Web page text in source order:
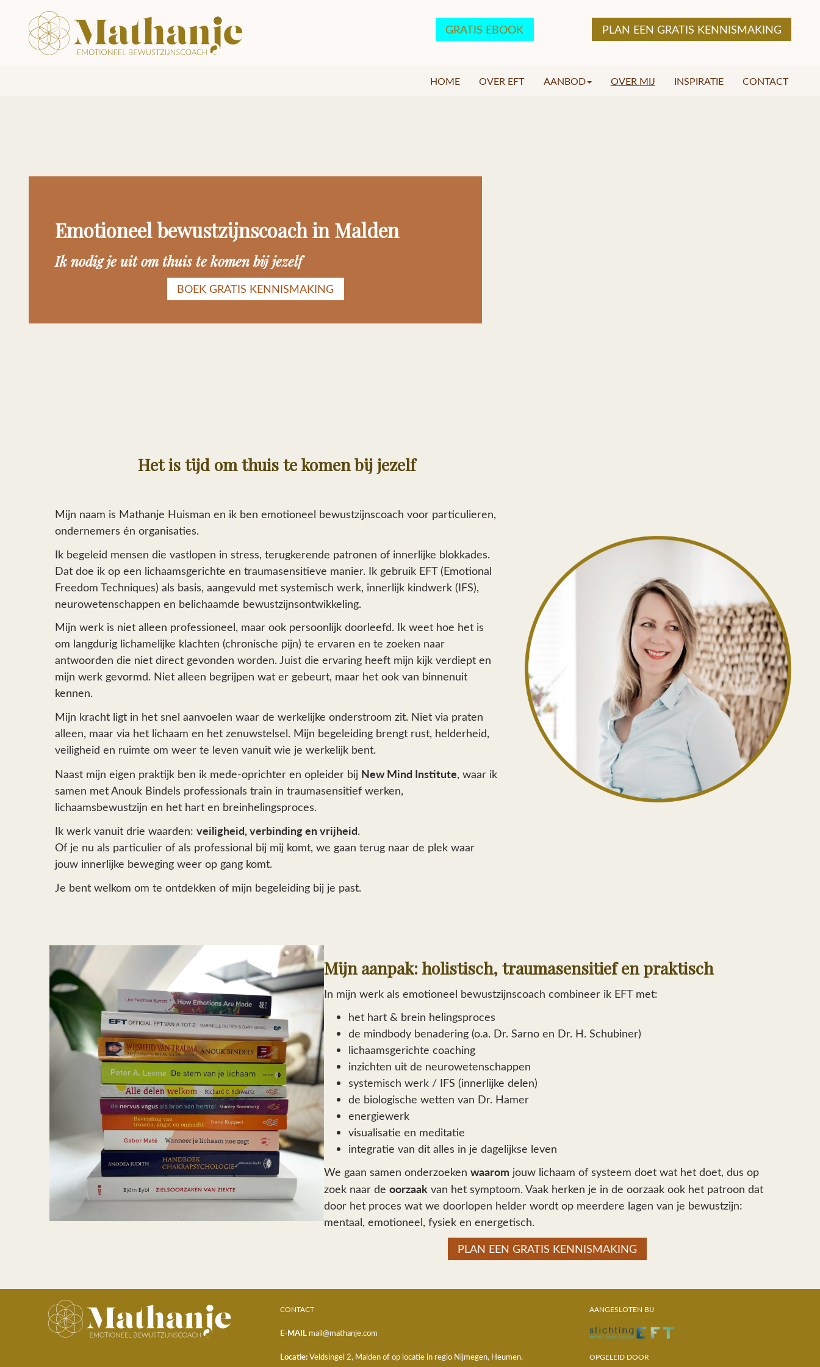
GRATIS EBOOK PLAN EEN GRATIS KENNISMAKING
HOME OVER EFT AANBOD OVER MIJ INSPIRATIE CONTACT
Emotioneel bewustzijnscoach in Malden
Ik nodig je uit om thuis te komen bij jezelf
BOEK GRATIS KENNISMAKING
Het is tijd om thuis te komen bij jezelf
Mijn naam is Mathanje Huisman en ik ben emotioneel bewustzijnscoach voor particulieren,
ondernemers én organisaties.
Ik begeleid mensen die vastlopen in stress, terugkerende patronen of innerlijke blokkades.
Dat doe ik op een lichaamsgerichte en traumasensitieve manier. Ik gebruik EFT (Emotional
Freedom Techniques) als basis, aangevuld met systemisch werk, innerlijk kindwerk (IFS),
neurowetenschappen en belichaamde bewustzijnsontwikkeling.
Mijn werk is niet alleen professioneel, maar ook persoonlijk doorleefd. Ik weet hoe het is
om langdurig lichamelijke klachten (chronische pijn) te ervaren en te zoeken naar
antwoorden die niet direct gevonden worden. Juist die ervaring heeft mijn kijk verdiept en
mijn werk gevormd. Niet alleen begrijpen wat er gebeurt, maar het ook van binnenuit
kennen.
Mijn kracht ligt in het snel aanvoelen waar de werkelijke onderstroom zit. Niet via praten
alleen, maar via het lichaam en het zenuwstelsel. Mijn begeleiding brengt rust, helderheid,
veiligheid en ruimte om weer te leven vanuit wie je werkelijk bent.
Naast mijn eigen praktijk ben ik mede-oprichter en opleider bij New Mind Institute, waar ik
samen metAnouk Bindels professionals train in traumasensitief werken,
lichaamsbewustzijn en het hart en breinhelingsproces.
Ik werk vanuit drie waarden: veiligheid, verbinding en vrijheid.
Of je nu als particulier of als professional bij mij komt, we gaan terug naar de plek waar
jouw innerlijke beweging weer op gang komt.
Je bent welkom om te ontdekken of mijn begeleiding bij je past.
Mijn aanpak: holistisch, traumasensitief en praktisch
In mijn werk als emotioneel bewustzijnscoach combineer ik EFT met:
het hart & brein helingsproces
de mindbody benadering (o.a. Dr. Sarno en Dr. H. Schubiner)
lichaamsgerichte coaching
inzichten uit de neurowetenschappen
systemisch werk / IFS (innerlijke delen)
de biologische wetten van Dr. Hamer
energiewerk
visualisatie en meditatie
integratie van dit alles in je dagelijkse leven
We gaan samen onderzoeken waarom jouw lichaam of systeem doet wat het doet, dus op
zoek naar de oorzaak van het symptoom. Vaak herken je in de oorzaak ook het patroon dat
door het proces wat we doorlopen helder wordt op meerdere lagen van je bewustzijn:
mentaal, emotioneel, fysiek en energetisch.
PLAN EEN GRATIS KENNISMAKING
CONTACT
E-MAIL mail@mathanje.com
Locatie:Veldsingel 2, Maldenof op locatie in regio Nijmegen, Heumen,
AANGESLOTEN BIJ
OPGELEID DOOR